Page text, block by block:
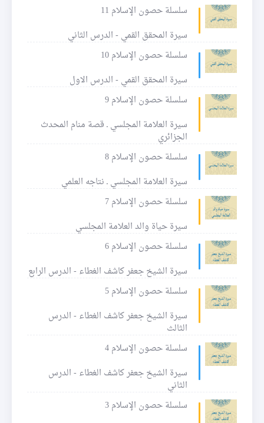
سلسلة حصون الإسلام 11
سيرة المحقق القمي - الدرس الثاني
سلسلة حصون الإسلام 10
سيرة المحقق القمي - الدرس الاول
سلسلة حصون الإسلام 9
سيرة العلامة المجلسي ـ قصة منام المحدث
الجزائري
سلسلة حصون الإسلام 8
سيرة العلامة المجلسي ـ نتاجه العلمي
سلسلة حصون الإسلام 7
سيرة حياة والد العلامة المجلسي
سلسلة حصون الإسلام 6
سيرة الشيخ جعفر كاشف الغطاء - الدرس الرابع
سلسلة حصون الإسلام 5
سيرة الشيخ جعفر كاشف الغطاء - الدرس
الثالث
سلسلة حصون الإسلام 4
سيرة الشيخ جعفر كاشف الغطاء - الدرس
الثاني
سلسلة حصون الإسلام 3